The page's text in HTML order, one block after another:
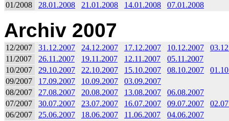
01/2008
28.01.2008 21.01.2008 14.01.2008 07.01.2008
Archiv 2007
12/2007 31.12.2007 24.12.2007 17.12.2007 10.12.2007
11/2007
26.11.2007 19.11.2007 12.11.2007
05.11.2007
10/2007
29.10.2007 22.10.2007 15.10.2007 08.10.2007
09/2007
17.09.2007 10.09.2007
03.09.2007
08/2007
27.08.2007 20.08.2007 13.08.2007
06.08.2007
07/2007
30.07.2007 23.07.2007 16.07.2007 09.07.2007
06/2007
25.06.2007 18.06.2007 11.06.2007
04.06.2007